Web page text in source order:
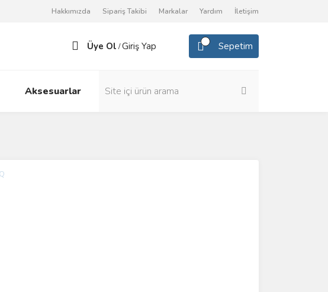
Hakkımızda Sipariş Takibi Markalar Yardım İletişim
Üye Ol /Giriş Yap Sepetim
Aksesuarlar